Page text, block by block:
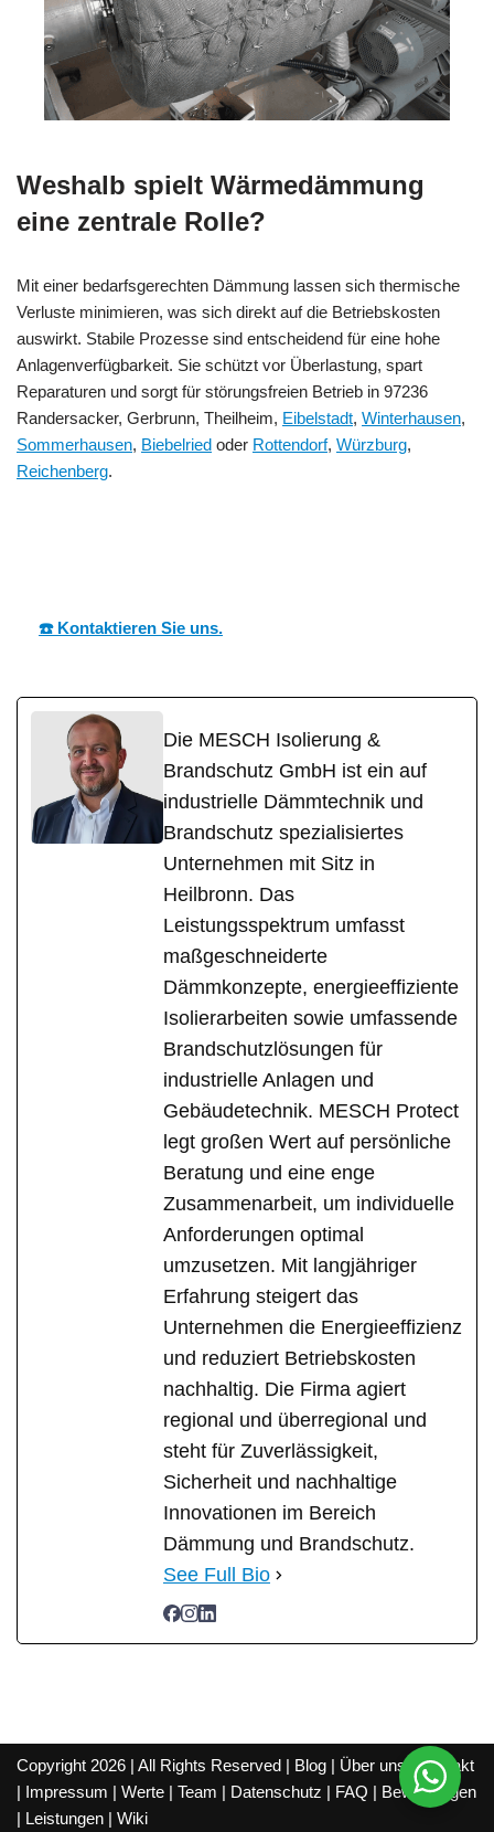
Weshalb spielt Wärmedämmung
eine zentrale Rolle?
Mit einer bedarfsgerechten Dämmung lassen sich thermische
Verluste minimieren, was sich direkt auf die Betriebskosten
auswirkt. Stabile Prozesse sind entscheidend für eine hohe
Anlagenverfügbarkeit. Sie schützt vor Überlastung, spart
Reparaturen und sorgt für störungsfreien Betrieb in 97236
Randersacker, Gerbrunn, Theilheim, Eibelstadt, Winterhausen,
Sommerhausen, Biebelried oder Rottendorf, Würzburg,
Reichenberg.
☎️ Kontaktieren Sie uns.
Die MESCH Isolierung &
Brandschutz GmbH ist ein auf
industrielle Dämmtechnik und
Brandschutz spezialisiertes
Unternehmen mit Sitz in
Heilbronn. Das
Leistungsspektrum umfasst
maßgeschneiderte
Dämmkonzepte, energieeffiziente
Isolierarbeiten sowie umfassende
Brandschutzlösungen für
industrielle Anlagen und
Gebäudetechnik. MESCH Protect
legt großen Wert auf persönliche
Beratung und eine enge
Zusammenarbeit, um individuelle
Anforderungen optimal
umzusetzen. Mit langjähriger
Erfahrung steigert das
Unternehmen die Energieeffizienz
und reduziert Betriebskosten
nachhaltig. Die Firma agiert
regional und überregional und
steht für Zuverlässigkeit,
Sicherheit und nachhaltige
Innovationen im Bereich
Dämmung und Brandschutz.
See Full Bio
Copyright 2026 | All Rights Reserved | Blog | Über uns |Kontakt
| Impressum | Werte | Team | Datenschutz | FAQ | Bewertungen
| Leistungen | Wiki